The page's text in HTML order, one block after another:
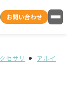
お問い合わせ
セサリ アルイン